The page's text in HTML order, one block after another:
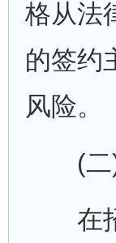
格从法
的签约
风险。
(二)
在招